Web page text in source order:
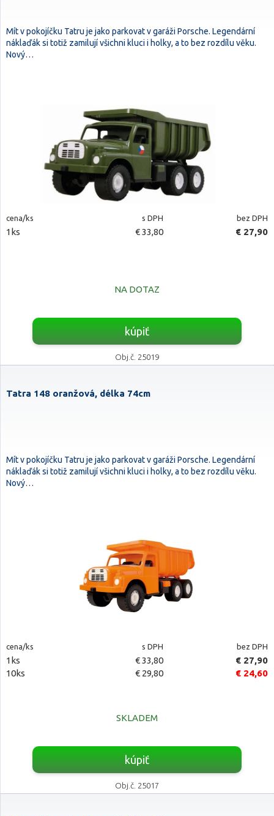
Mít v pokojíčku Tatru je jako parkovat v garáži Porsche. Legendární
náklaďák si totiž zamilují všichni kluci i holky, a to bez rozdílu věku.
Nový…
cena/ks s DPH bez DPH
1ks € 33,80 € 27,90
NA DOTAZ
kúpiť
Obj.č. 25019
Tatra 148 oranžová, délka 74cm
Mít v pokojíčku Tatru je jako parkovat v garáži Porsche. Legendární
náklaďák si totiž zamilují všichni kluci i holky, a to bez rozdílu věku.
Nový…
cena/ks s DPH bez DPH
1ks € 33,80
€ 27,90
10ks
€ 29,80 € 24,60
SKLADEM
kúpiť
Obj.č. 25017